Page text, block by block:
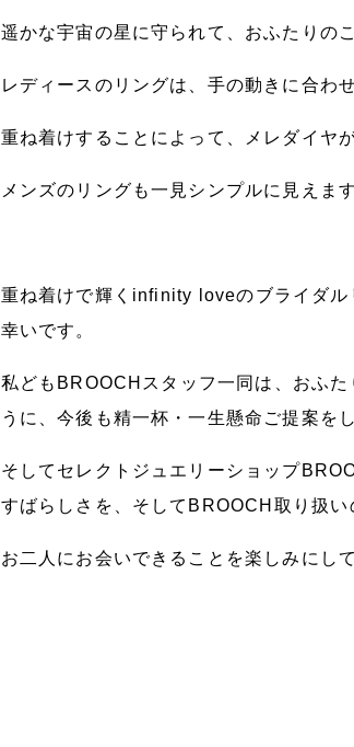
遥かな宇宙の星に守られて、おふたりの
レディースのリングは、手の動きに合わ
重ね着けすることによって、メレダイヤ
メンズのリングも一見シンプルに見えま
重ね着けで輝くinfinity loveのブライダル
幸いです。
私どもBROOCHスタッフ一同は、おふ
うに、今後も精一杯・一生懸命ご提案を
そしてセレクトジュエリーショップ
すばらしさを、そしてBROOCH取り扱
お二人にお会いできることを楽しみにし